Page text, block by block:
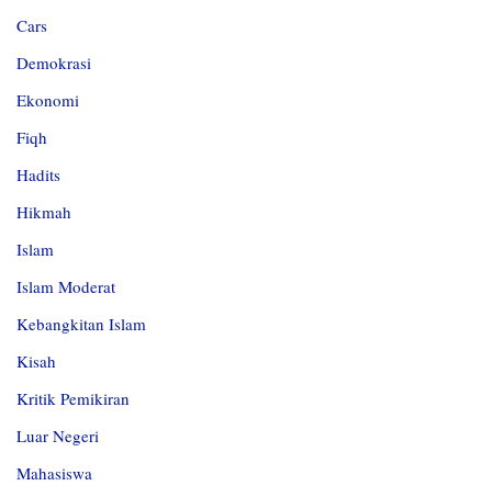
Cars
Demokrasi
Ekonomi
Fiqh
Hadits
Hikmah
Islam
Islam Moderat
Kebangkitan Islam
Kisah
Kritik Pemikiran
Luar Negeri
Mahasiswa